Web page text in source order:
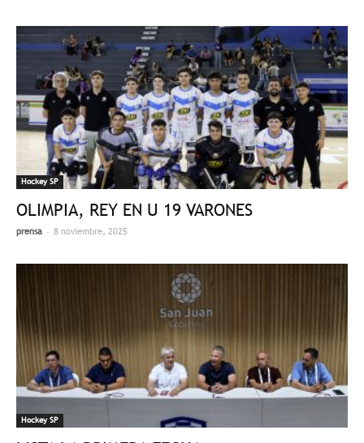
Hockey SP
OLIMPIA, REY EN U 19 VARONES
prensa - 8 noviembre, 2025
Hockey SP